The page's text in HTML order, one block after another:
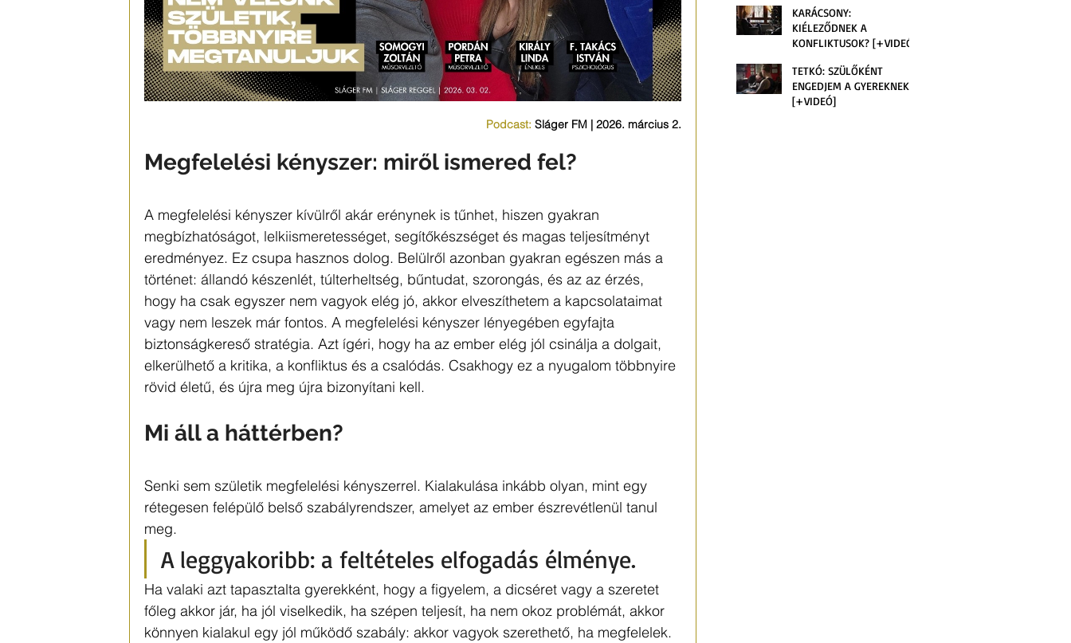
Podcast: Sláger FM | 2026. március 2.
Megfelelési kényszer: miről ismered fel?
A megfelelési kényszer kívülről akár erénynek is tűnhet, hiszen gyakran
megbízhatóságot, lelkiismeretességet, segítőkészséget és magas teljesítményt
eredményez. Ez csupa hasznos dolog. Belülről azonban gyakran egészen más a
történet: állandó készenlét, túlterheltség, bűntudat, szorongás, és az az érzés,
hogy ha csak egyszer nem vagyok elég jó, akkor elveszíthetem a kapcsolataimat
vagy nem leszek már fontos. A megfelelési kényszer lényegében egyfajta
biztonságkereső stratégia. Azt ígéri, hogy ha az ember elég jól csinálja a dolgait,
elkerülhető a kritika, a konfliktus és a csalódás. Csakhogy ez a nyugalom többnyire
rövid életű, és újra meg újra bizonyítani kell.
Mi áll a háttérben?
Senki sem születik megfelelési kényszerrel. Kialakulása inkább olyan, mint egy
rétegesen felépülő belső szabályrendszer, amelyet az ember észrevétlenül tanul
meg.
A leggyakoribb: a feltételes elfogadás élménye.
Ha valaki azt tapasztalta gyerekként, hogy a figyelem, a dicséret vagy a szeretet
főleg akkor jár, ha jól viselkedik, ha szépen teljesít, ha nem okoz problémát, akkor
könnyen kialakul egy jól működő szabály: akkor vagyok szerethető, ha megfelelek.
KARÁCSONY:
KIÉLEZŐDNEK A
KONFLIKTUSOK? [+VIDEÓ]
TETKÓ: SZÜLŐKÉNT
ENGEDJEM A GYEREKNEK?
[+VIDEÓ]